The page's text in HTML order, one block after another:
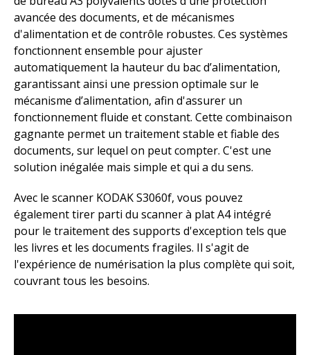
avancée des documents, et de mécanismes
d'alimentation et de contrôle robustes. Ces systèmes
fonctionnent ensemble pour ajuster
automatiquement la hauteur du bac d’alimentation,
garantissant ainsi une pression optimale sur le
mécanisme d’alimentation, afin d'assurer un
fonctionnement fluide et constant. Cette combinaison
gagnante permet un traitement stable et fiable des
documents, sur lequel on peut compter. C'est une
solution inégalée mais simple et qui a du sens.​
Avec le scanner KODAK S3060f, vous pouvez
également tirer parti du scanner à plat A4 intégré
pour le traitement des supports d'exception tels que
les livres et les documents fragiles. Il s'agit de
l'expérience de numérisation la plus complète qui soit,
couvrant tous les besoins. ​